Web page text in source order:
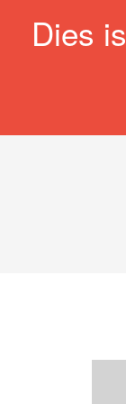
Dies